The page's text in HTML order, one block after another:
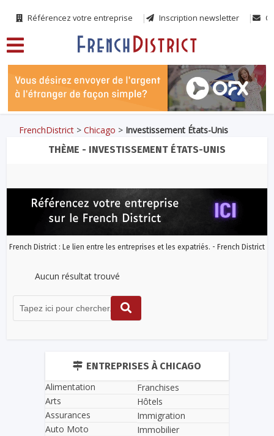
Référencez votre entreprise Inscription newsletter
FrenchDistrict >Chicago > Investissement États-Unis
THÈME - INVESTISSEMENT ÉTATS-UNIS
French District : Le lien entre les entreprises et les expatriés. - French District
Aucun résultat trouvé
ENTREPRISES À CHICAGO
Alimentation
Arts
Assurances
Auto Moto
Franchises
Hôtels
Immigration
Immobilier